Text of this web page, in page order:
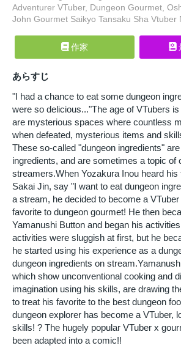
Adventurer VTuber, Dungeon Gourmet,
John Gourmet Saikyo Tansaku Sha Vtuber
作家
あらすじ
"I had a chance to eat some dungeon
were so delicious..."The age of VTubers
are mysterious spaces where countless
when defeated, mysterious items and
These so-called "dungeon ingredients"
ingredients, and are sometimes a topic of
streamers.When Yozakura Inou heard his
Sakai Jin, say "I want to eat dungeon
a stream, he decided to become a
favorite to dungeon gourmet! He then
Yamanushi Button and began his
activities were sluggish at first, but he
he started using his experience as a
dungeon ingredients on
which show unconventional cooking and
imagination using his skills, are drawing
to treat his favorite to the best dungeon
dungeon explorer has become a VTuber,
skills! ? The hugely popular VTuber x
been adapted into a comic!!